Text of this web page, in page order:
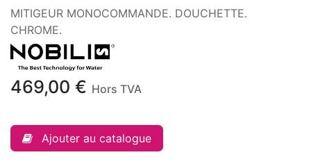
MITIGEUR MONOCOMMANDE. DOUCHETTE.
CHROME.
469,00 € Hors TVA
Ajouter au catalogue